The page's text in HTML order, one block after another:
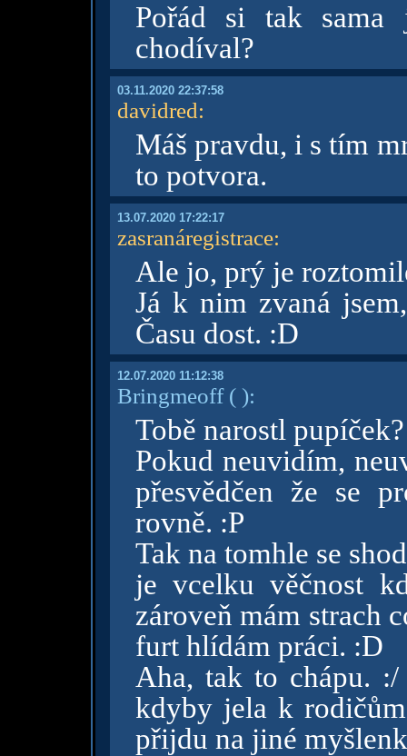
Pořád si tak sama
chodíval?
03.11.2020 22:37:58
davidred:
Máš pravdu, i s tím
to potvora.
13.07.2020 17:22:17
zasranáregistrace:
Ale jo, prý je
Já k nim zvaná
Času dost. :D
12.07.2020 11:12:38
Bringmeoff( ):
Tobě narostl
Pokud neuvidím,
přesvědčen že se
rovně. :P
Tak na tomhle se
je vcelku věčnost
zároveň mám strach
furt hlídám práci. :D
Aha, tak to chápu.
kdyby jela k
přijdu na jiné